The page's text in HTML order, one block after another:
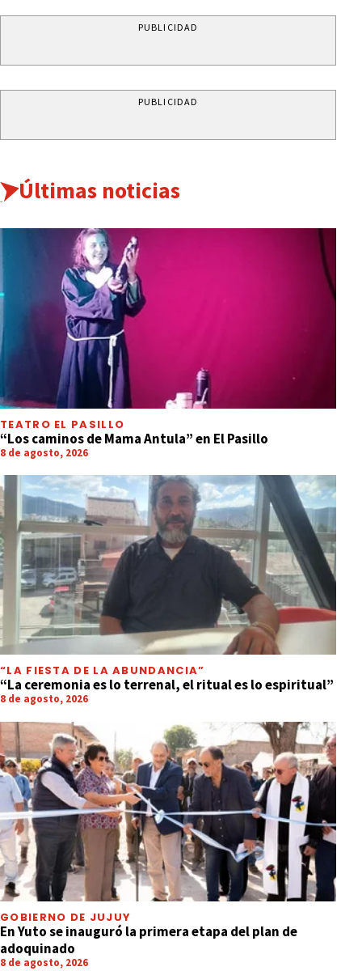
PUBLICIDAD
PUBLICIDAD
Últimas noticias
TEATRO EL PASILLO
“Los caminos de Mama Antula” en El Pasillo
8 de agosto, 2026
“LA FIESTA DE LA ABUNDANCIA”
“La ceremonia es lo terrenal, el ritual es lo espiritual”
8 de agosto, 2026
GOBIERNO DE JUJUY
En Yuto se inauguró la primera etapa del plan de
adoquinado
8 de agosto, 2026